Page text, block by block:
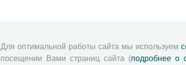
Для оптимальной работы сайта мы используем
посещении Вами страниц сайта (подробнее о